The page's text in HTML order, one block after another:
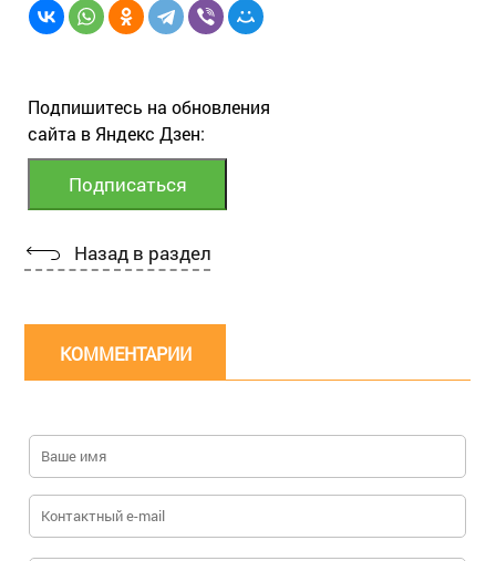
Подпишитесь на обновления
сайта в Яндекс Дзен:
Назад в раздел
КОММЕНТАРИИ